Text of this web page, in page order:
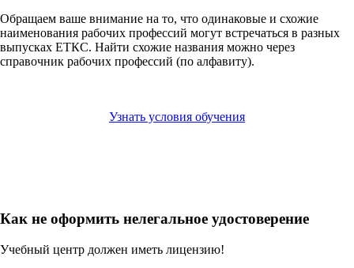
Обращаем ваше внимание на то, что одинаковые и схожие
наименования рабочих профессий могут встречаться в разных
выпусках ЕТКС. Найти схожие названия можно через
справочник рабочих профессий (по алфавиту).
Узнать условия обучения
Как не оформить нелегальное удостоверение
Учебный центр должен иметь лицензию!